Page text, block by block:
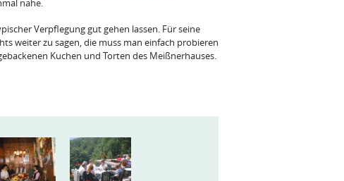
nahe.
Verpflegung gut gehen lassen. Für seine
weiter zu sagen, die muss man einfach probieren
Kuchen und Torten des Meißnerhauses.